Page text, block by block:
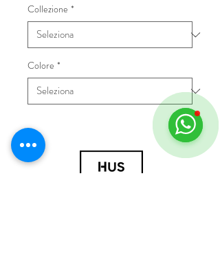
Collezione *
Colore *